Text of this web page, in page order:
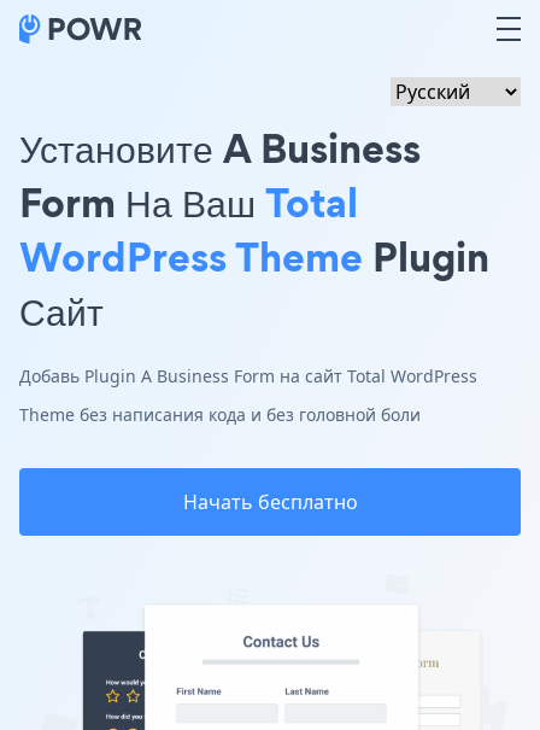
Установите A Business
Form На Ваш Total
WordPress Theme Plugin
Сайт
Добавь Plugin A Business Form на сайт Total WordPress
Theme без написания кода и без головной боли
Начать бесплатно